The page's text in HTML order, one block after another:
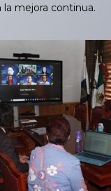
mejora continua.